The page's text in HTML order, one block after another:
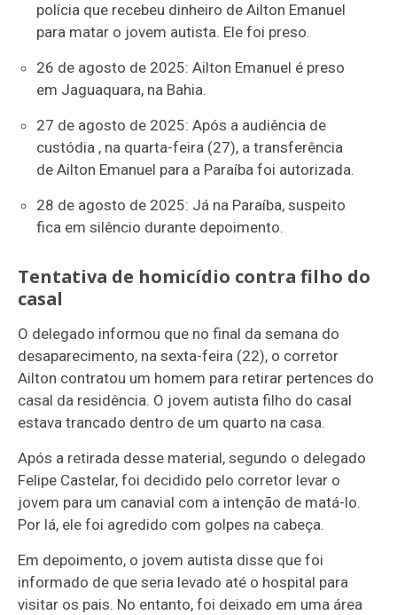
polícia que recebeu dinheiro de Ailton Emanuel
para matar o jovem autista. Ele foi preso.
26 de agosto de 2025: Ailton Emanuel é preso
em Jaguaquara, na Bahia.
27 de agosto de 2025: Após a audiência de
custódia , na quarta-feira (27), a transferência
de Ailton Emanuel para a Paraíba foi autorizada.
28 de agosto de 2025: Já na Paraíba, suspeito
fica em silêncio durante depoimento.
Tentativa de homicídio contra filho do
casal
O delegado informou que no final da semana do
desaparecimento, na sexta-feira (22), o corretor
Ailton contratou um homem para retirar pertences do
casal da residência. O jovem autista filho do casal
estava trancado dentro de um quarto na casa.
Após a retirada desse material, segundo o delegado
Felipe Castelar, foi decidido pelo corretor levar o
jovem para um canavial com a intenção de matá-lo.
Por lá, ele foi agredido com golpes na cabeça.
Em depoimento, o jovem autista disse que foi
informado de que seria levado até o hospital para
visitar os pais. No entanto, foi deixado em uma área